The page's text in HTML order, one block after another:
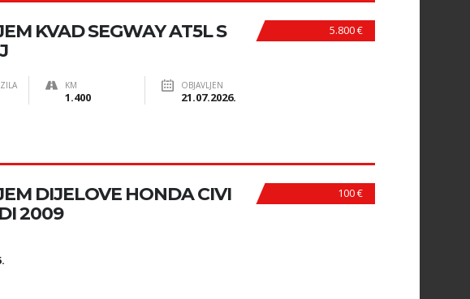
5.800 €
KVAD SEGWAY AT5L S
KM
1.400
OBJAVLJEN
21.07.2026.
100 €
DIJELOVE HONDA CIVI
2009